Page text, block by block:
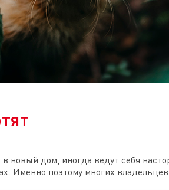
новый дом, иногда ведут себя
Именно поэтому многих